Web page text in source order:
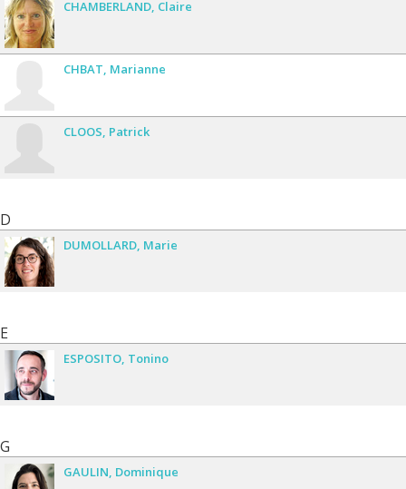
CHAMBERLAND Claire
CHBAT Marianne
CLOOS Patrick
D
DUMOLLARD Marie
E
ESPOSITO Tonino
G
GAULIN Dominique